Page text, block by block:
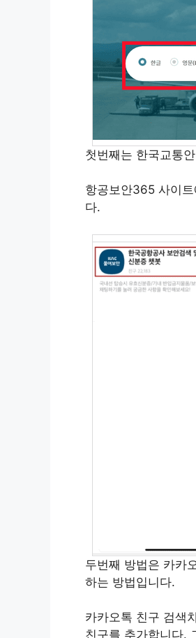
첫번째는 한국교통
항공보안365 사이
다.
두번째 방법은 카카
하는 방법입니다.
카카오톡 친구 검색
친구를 추가합니다.